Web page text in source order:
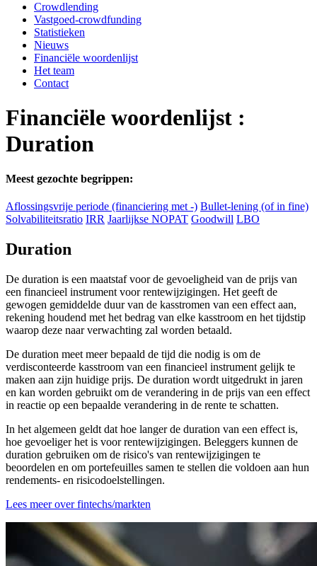
Crowdlending
Vastgoed-crowdfunding
Statistieken
Nieuws
Financiële woordenlijst
Het team
Contact
Financiële woordenlijst :
Duration
Meest gezochte begrippen:
Aflossingsvrije periode (financiering met -) Bullet-lening (of in fine)
Solvabiliteitsratio IRR Jaarlijkse NOPAT Goodwill LBO
Duration
De duration is een maatstaf voor de gevoeligheid van de prijs van
een financieel instrument voor rentewijzigingen. Het geeft de
gewogen gemiddelde duur van de kasstromen van een effect aan,
rekening houdend met het bedrag van elke kasstroom en het tijdstip
waarop deze naar verwachting zal worden betaald.
De duration meet meer bepaald de tijd die nodig is om de
verdisconteerde kasstroom van een financieel instrument gelijk te
maken aan zijn huidige prijs. De duration wordt uitgedrukt in jaren
en kan worden gebruikt om de verandering in de prijs van een effect
in reactie op een bepaalde verandering in de rente te schatten.
In het algemeen geldt dat hoe langer de duration van een effect is,
hoe gevoeliger het is voor rentewijzigingen. Beleggers kunnen de
duration gebruiken om de risico's van rentewijzigingen te
beoordelen en om portefeuilles samen te stellen die voldoen aan hun
rendements- en risicodoelstellingen.
Lees meer over fintechs/markten